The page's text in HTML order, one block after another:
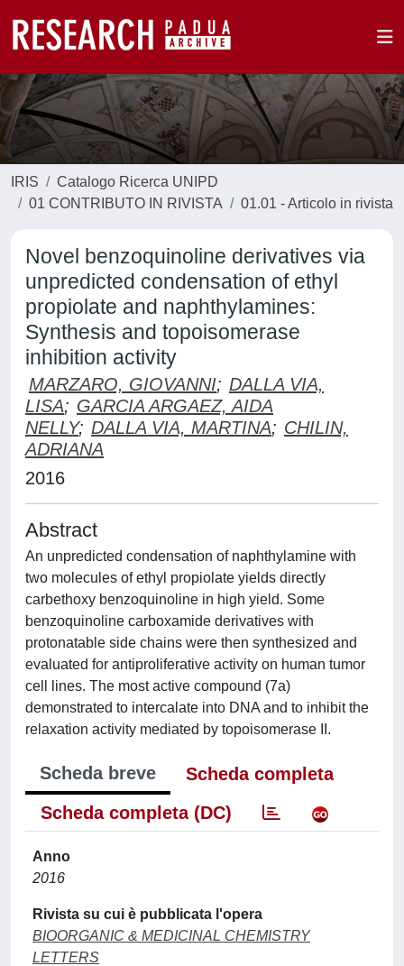
IRIS
Catalogo Ricerca UNIPD
01 CONTRIBUTO IN RIVISTA
01.01 - Articolo in rivista
Novel benzoquinoline derivatives via
unpredicted condensation of ethyl
propiolate and naphthylamines:
Synthesis and topoisomerase
inhibition activity
MARZARO, GIOVANNI; DALLA VIA,
LISA; GARCIA ARGAEZ, AIDA
NELLY; DALLA VIA, MARTINA; CHILIN,
ADRIANA
2016
Abstract
An unpredicted condensation of naphthylamine with
two molecules of ethyl propiolate yields directly
carbethoxy benzoquinoline in high yield. Some
benzoquinoline carboxamide derivatives with
protonatable side chains were then synthesized and
evaluated for antiproliferative activity on human tumor
cell lines. The most active compound (7a)
demonstrated to intercalate into DNA and to inhibit the
relaxation activity mediated by topoisomerase II.
Scheda breve
Scheda completa
Scheda completa (DC)
Anno
2016
Rivista su cui è pubblicata l'opera
BIOORGANIC & MEDICINAL CHEMISTRY
LETTERS